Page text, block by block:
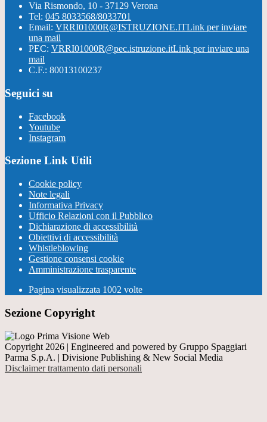
Via Rismondo, 10 - 37129 Verona
Tel: 045 8033568/8033701
Email: VRRI01000R@ISTRUZIONE.ITLink per inviare
una mail
PEC: VRRI01000R@pec.istruzione.itLink per inviare una
mail
C.F.: 80013100237
Seguici su
Facebook
Youtube
Instagram
Sezione Link Utili
Cookie policy
Note legali
Informativa Privacy
Ufficio Relazioni con il Pubblico
Dichiarazione di accessibilità
Obiettivi di accessibilità
Whistleblowing
Gestione consensi cookie
Amministrazione trasparente
Pagina visualizzata 1002 volte
Sezione Copyright
Copyright 2026 | Engineered and powered by Gruppo Spaggiari
Parma S.p.A. | Divisione Publishing & New Social Media
Disclaimer trattamento dati personali